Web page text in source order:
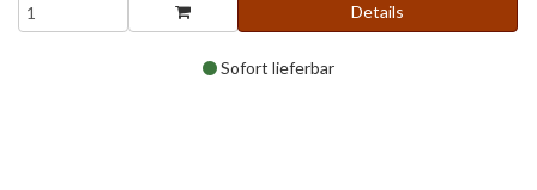
Details
Sofort lieferbar